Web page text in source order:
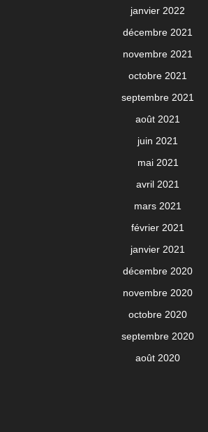
janvier 2022
décembre 2021
novembre 2021
octobre 2021
septembre 2021
août 2021
juin 2021
mai 2021
avril 2021
mars 2021
février 2021
janvier 2021
décembre 2020
novembre 2020
octobre 2020
septembre 2020
août 2020